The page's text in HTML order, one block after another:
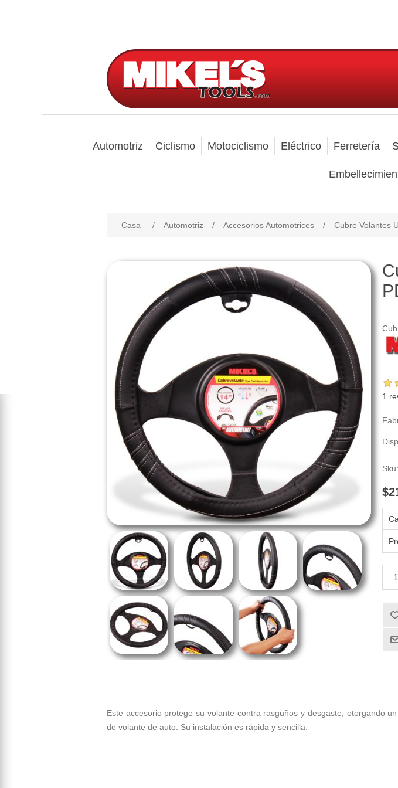
Automotriz Ciclismo Motociclismo Eléctrico Ferretería
Casa / Automotriz / Accesorios Automotrices / Cubre Volantes
1
Sku:
Este accesorio protege su volante contra rasguños y desgaste, otorgando
de volante de auto. Su instalación es rápida y sencilla.